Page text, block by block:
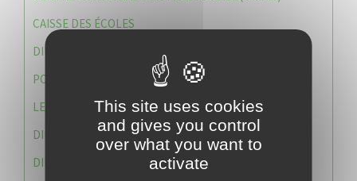
CAISSE DES ÉCOLES
DIRECTION DES SERVICES TECHNIQUES
POLICE MUNICIPALE
LE CABINET DU MAIRE
DIRECTION DES RESSOURCES ET MOYENS
DIRECTION DU DEVELLOPPEMENT URBAIN DURABL
This site uses cookies
and gives you control
over what you want to
activate